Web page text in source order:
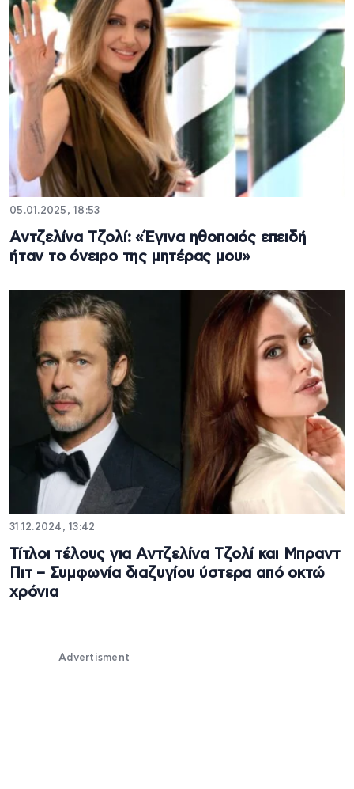
05.01.2025, 18:53
Αντζελίνα Τζολί: «Έγινα ηθοποιός επειδή
ήταν το όνειρο της μητέρας μου»
31.12.2024, 13:42
Τίτλοι τέλους για Αντζελίνα Τζολί και Μπραντ
Πιτ – Συμφωνία διαζυγίου ύστερα από οκτώ
χρόνια
Advertisment